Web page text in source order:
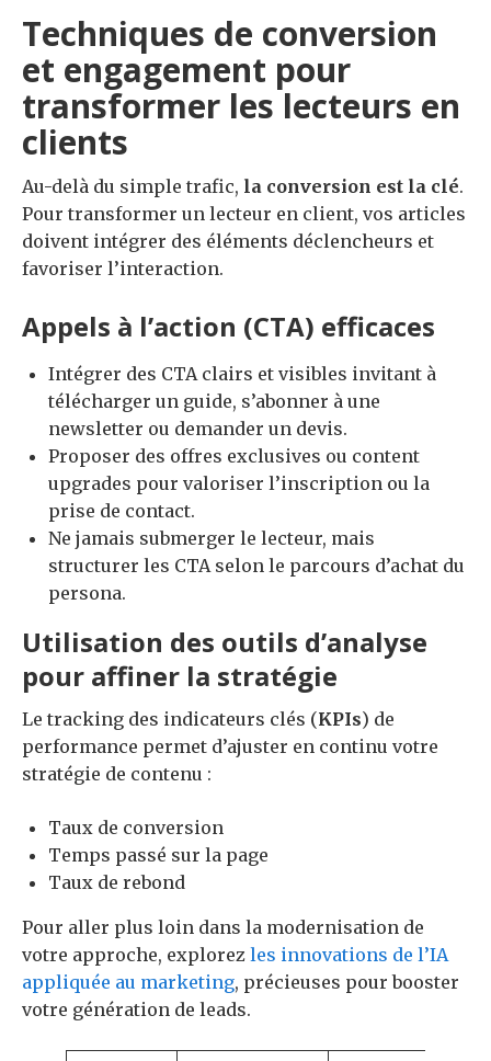
Techniques de conversion
et engagement pour
transformer les lecteurs en
clients
Au-delà du simple trafic, la conversion est la clé.
Pour transformer un lecteur en client, vos articles
doivent intégrer des éléments déclencheurs et
favoriser l’interaction.
Appels à l’action (CTA) efficaces
Intégrer des CTA clairs et visibles invitant à
télécharger un guide, s’abonner à une
newsletter ou demander un devis.
Proposer des offres exclusives ou content
upgrades pour valoriser l’inscription ou la
prise de contact.
Ne jamais submerger le lecteur, mais
structurer les CTA selon le parcours d’achat du
persona.
Utilisation des outils d’analyse
pour affiner la stratégie
Le tracking des indicateurs clés (KPIs) de
performance permet d’ajuster en continu votre
stratégie de contenu :
Taux de conversion
Temps passé sur la page
Taux de rebond
Pour aller plus loin dans la modernisation de
votre approche, explorez les innovations de l’IA
appliquée au marketing, précieuses pour booster
votre génération de leads.